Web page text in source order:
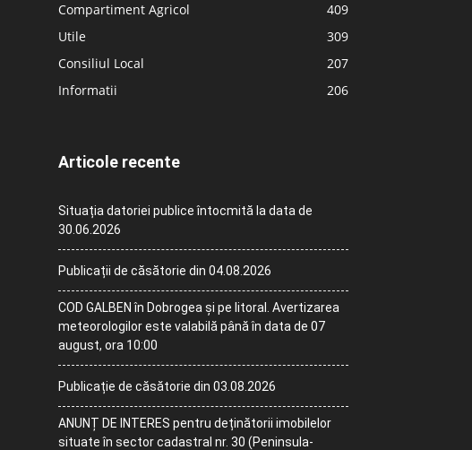
Compartiment Agricol
409
Utile
309
Consiliul Local
207
Informatii
206
Articole recente
Situația datoriei publice întocmită la data de
30.06.2026
Publicații de căsătorie din 04.08.2026
COD GALBEN în Dobrogea și pe litoral. Avertizarea
meteorologilor este valabilă până în data de 07
august, ora 10:00
Publicație de căsătorie din 03.08.2026
ANUNȚ DE INTERES pentru deținătorii imobilelor
situate în sector cadastral nr. 30 (Peninsula-